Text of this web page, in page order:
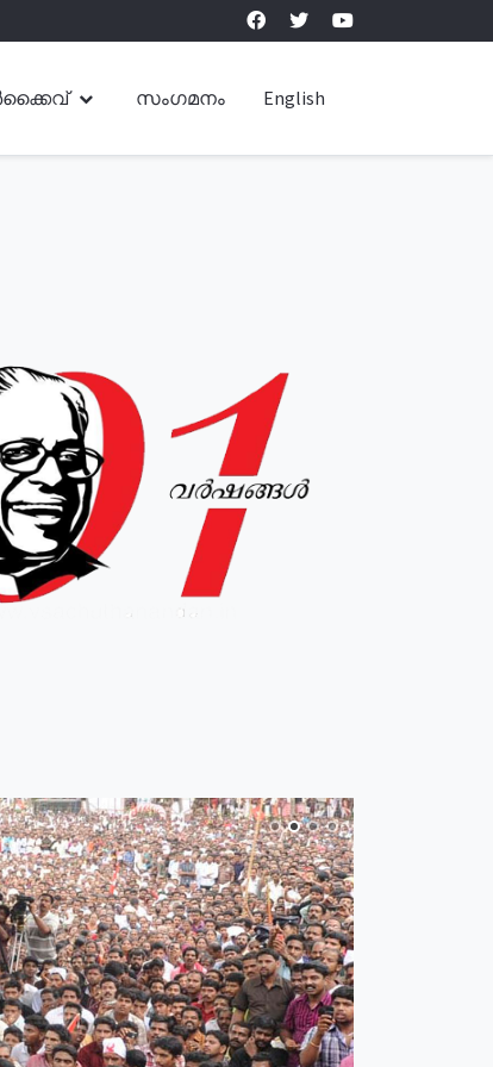
സംഗമനം English